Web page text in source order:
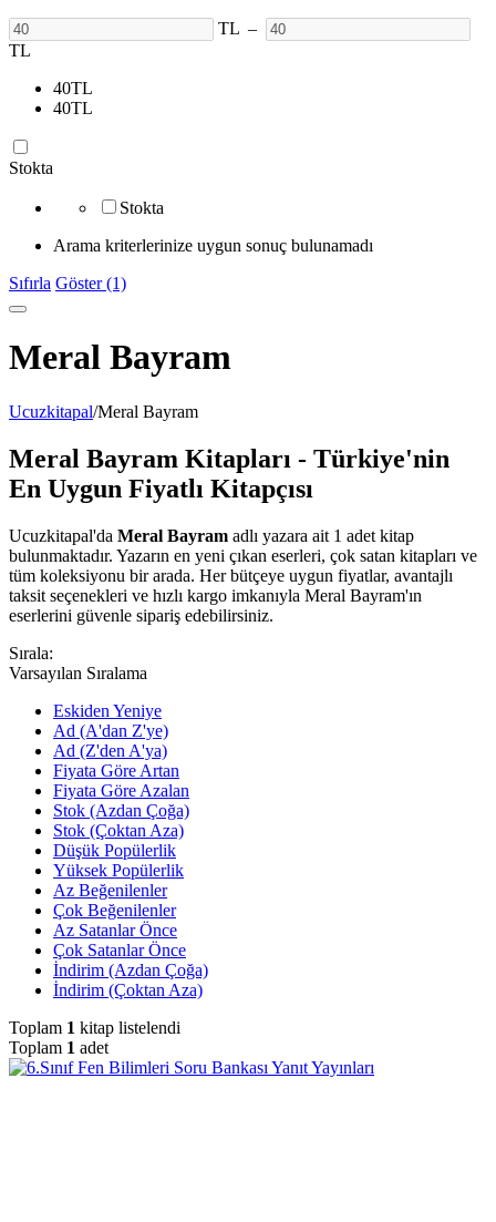
TL –
TL
40TL
40TL
Stokta
Stokta
Arama kriterlerinize uygun sonuç bulunamadı
Sıfırla Göster (1)
Meral Bayram
Ucuzkitapal/Meral Bayram
Meral Bayram Kitapları - Türkiye'nin
En Uygun Fiyatlı Kitapçısı
Ucuzkitapal'da Meral Bayram adlı yazara ait 1 adet kitap
bulunmaktadır. Yazarın en yeni çıkan eserleri, çok satan kitapları ve
tüm koleksiyonu bir arada. Her bütçeye uygun fiyatlar, avantajlı
taksit seçenekleri ve hızlı kargo imkanıyla Meral Bayram'ın
eserlerini güvenle sipariş edebilirsiniz.
Sırala:
Varsayılan Sıralama
Eskiden Yeniye
Ad (A'dan Z'ye)
Ad (Z'den A'ya)
Fiyata Göre Artan
Fiyata Göre Azalan
Stok (Azdan Çoğa)
Stok (Çoktan Aza)
Düşük Popülerlik
Yüksek Popülerlik
Az Beğenilenler
Çok Beğenilenler
Az Satanlar Önce
Çok Satanlar Önce
İndirim (Azdan Çoğa)
İndirim (Çoktan Aza)
Toplam 1 kitap listelendi
Toplam 1 adet